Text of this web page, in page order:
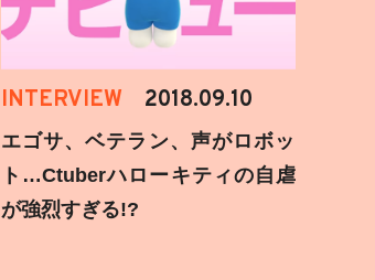
INTERVIEW 2018.09.10
エゴサ、ベテラン、声がロボッ
ト…Ctuberハローキティの自虐
が強烈すぎる!?